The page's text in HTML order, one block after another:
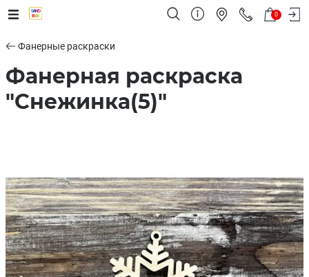
0
Фанерные раскраски
Фанерная раскраска
"Снежинка(5)"